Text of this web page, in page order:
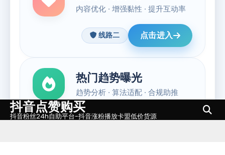
Skip抖音点赞购买
抖音粉丝24h自助平台-抖音涨粉播放卡盟低价货源